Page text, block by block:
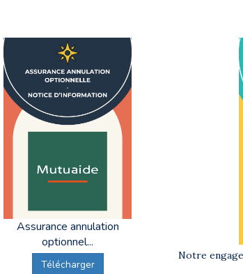
Assurance annulation
optionnel...
Télécharger
Notre